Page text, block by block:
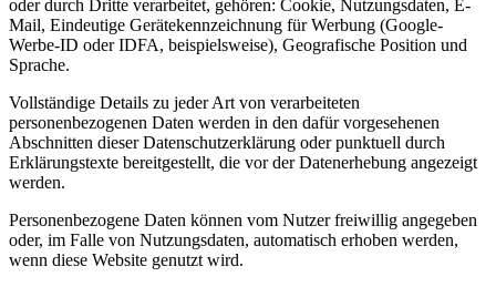
oder durch Dritte verarbeitet, gehören: Cookie, Nutzungsdaten, E-
Mail, Eindeutige Gerätekennzeichnung für Werbung (Google-
Werbe-ID oder IDFA, beispielsweise), Geografische Position und
Sprache.
Vollständige Details zu jeder Art von verarbeiteten
personenbezogenen Daten werden in den dafür vorgesehenen
Abschnitten dieser Datenschutzerklärung oder punktuell durch
Erklärungstexte bereitgestellt, die vor der Datenerhebung angezeigt
werden.
Personenbezogene Daten können vom Nutzer freiwillig angegeben
oder, im Falle von Nutzungsdaten, automatisch erhoben werden,
wenn diese Website genutzt wird.